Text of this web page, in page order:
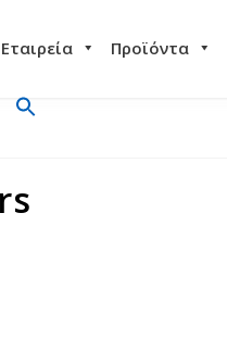
Εταιρεία Προϊόντα